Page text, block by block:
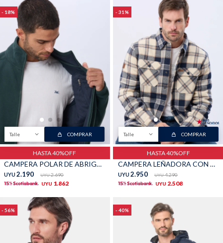
18
Talle COMPRAR
HASTA 40%OFF
CAMPERA POLAR DE ABRIGO - Verde
UYU 2.190 UYU 2.690
UYU 1.862
31
Talle COMPRAR
HASTA 40%OFF
CAMPERA LEÑADORA CON CORDERITO - Piedra
UYU 2.950 UYU 4.290
UYU 2.508
56 40